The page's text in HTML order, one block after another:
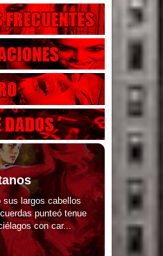
sus largos cabellos
punteó tenue
con car...